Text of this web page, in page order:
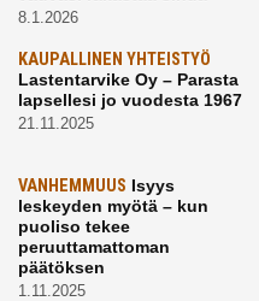
8.1.2026
KAUPALLINEN YHTEISTYÖ
Lastentarvike Oy – Parasta
lapsellesi jo vuodesta 1967
21.11.2025
VANHEMMUUS Isyys
leskeyden myötä – kun
puoliso tekee
peruuttamattoman
päätöksen
1.11.2025